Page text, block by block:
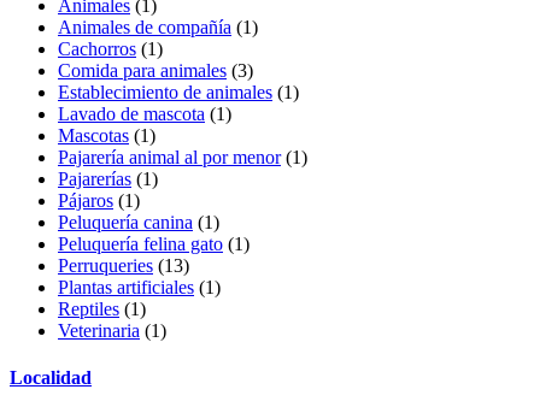
Animales (1)
Animales de compañía (1)
Cachorros (1)
Comida para animales (3)
Establecimiento de animales (1)
Lavado de mascota (1)
Mascotas (1)
Pajarería animal al por menor(1)
Pajarerías (1)
Pájaros (1)
Peluquería canina (1)
Peluquería felina gato (1)
Perruqueries (13)
Plantas artificiales (1)
Reptiles (1)
Veterinaria (1)
Localidad